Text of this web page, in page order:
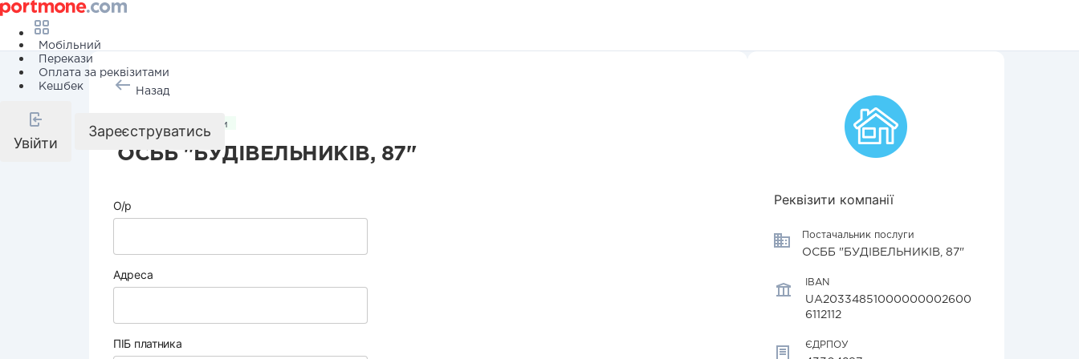
Мобільний
Перекази
Оплата за реквізитами
Кешбек
Увійти
Зареєструватись
Назад
Комунальні послуги
ОСББ "БУДІВЕЛЬНИКІВ, 87"
О/р
Адреса
ПІБ платника
Реквізити компанії
Постачальник послуги
ОСББ "БУДІВЕЛЬНИКІВ, 87"
IBAN
UA20334851000000002600
6112112
ЄДРПОУ